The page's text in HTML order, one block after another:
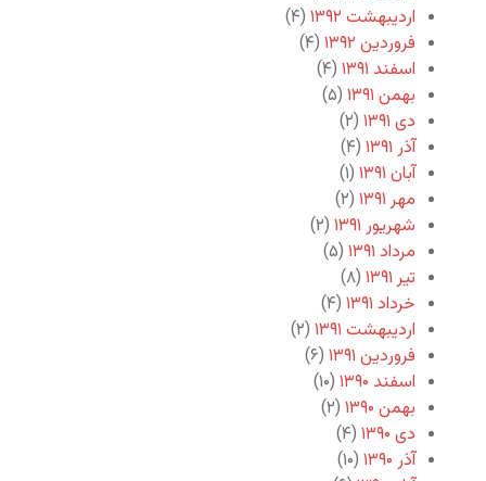
اردیبهشت ۱۳۹۲
(۴)
فروردین ۱۳۹۲
(۴)
اسفند ۱۳۹۱
(۴)
بهمن ۱۳۹۱
(۵)
دی ۱۳۹۱
(۲)
آذر ۱۳۹۱
(۴)
آبان ۱۳۹۱
(۱)
مهر ۱۳۹۱
(۲)
شهریور ۱۳۹۱
(۲)
مرداد ۱۳۹۱
(۵)
تیر ۱۳۹۱
(۸)
خرداد ۱۳۹۱
(۴)
اردیبهشت ۱۳۹۱
(۲)
فروردین ۱۳۹۱
(۶)
اسفند ۱۳۹۰
(۱۰)
بهمن ۱۳۹۰
(۲)
دی ۱۳۹۰
(۴)
آذر ۱۳۹۰
(۱۰)